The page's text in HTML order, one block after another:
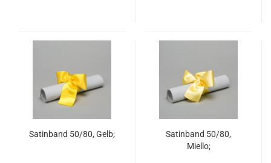
Satinband 50/80, Gelb;
Satinband 50/80,
Miello;